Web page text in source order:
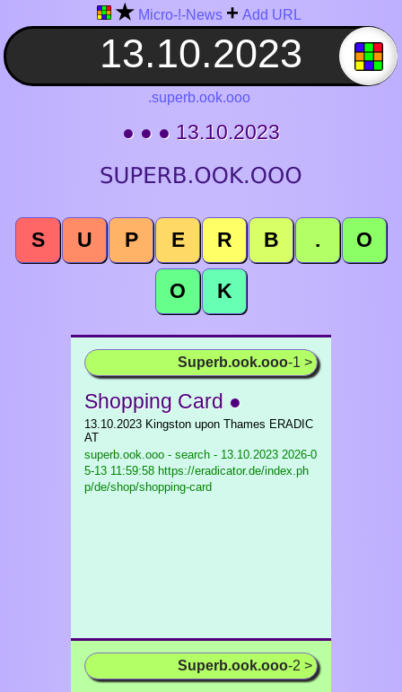
★ Micro-!-News + Add URL
.superb.ook.ooo
● ● ● 13.10.2023
S U P E R B . O
O K
Superb.ook.ooo-1 >
Shopping Card ●
13.10.2023 Kingston upon Thames ERADIC
AT
superb.ook.ooo - search - 13.10.2023 2026-0
5-13 11:59:58 https://eradicator.de/index.ph
p/de/shop/shopping-card
Superb.ook.ooo-2 >